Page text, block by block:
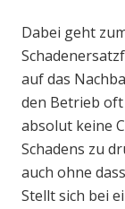
Dabei geht
auf das
den Betrieb oft
absolut keine
Schadens zu
auch ohne
Stellt sich bei